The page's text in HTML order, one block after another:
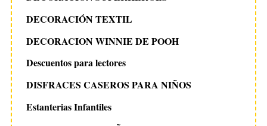
DECORACIÓN TEXTIL
DECORACION WINNIE DE POOH
Descuentos para lectores
DISFRACES CASEROS PARA NIÑOS
Estanterias Infantiles